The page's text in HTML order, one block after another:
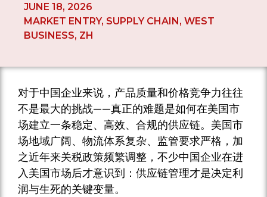
JUNE 18, 2026
MARKET ENTRY, SUPPLY CHAIN, WEST
BUSINESS, ZH
对于中国企业来说，产品质量和价格竞争力往往
不是最大的挑战——真正的难题是如何在美国市
场建立一条稳定、高效、合规的供应链。美国市
场地域广阔、物流体系复杂、监管要求严格，加
之近年来关税政策频繁调整，不少中国企业在进
入美国市场后才意识到：供应链管理才是决定利
润与生死的关键变量。